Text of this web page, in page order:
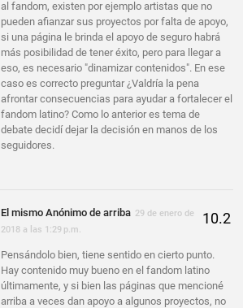
al fandom, existen por ejemplo artistas que no
pueden afianzar sus proyectos por falta de apoyo,
si una página le brinda el apoyo de seguro habrá
más posibilidad de tener éxito, pero para llegar a
eso, es necesario "dinamizar contenidos". En ese
caso es correcto preguntar ¿Valdría la pena
afrontar consecuencias para ayudar a fortalecer el
fandom latino? Como lo anterior es tema de
debate decidí dejar la decisión en manos de los
seguidores.
El mismo Anónimo de arriba 29 de enero de
2018 a las 1:29 p.m.
Pensándolo bien, tiene sentido en cierto punto.
Hay contenido muy bueno en el fandom latino
últimamente, y si bien las páginas que mencioné
arriba a veces dan apoyo a algunos proyectos, no